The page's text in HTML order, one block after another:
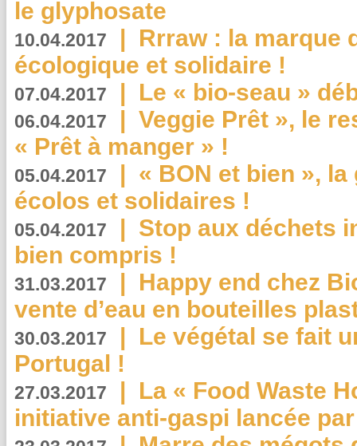
le glyphosate
10.04.2017 | Rrraw : la marque
écologique et solidaire !
07.04.2017 | Le « bio-seau »
06.04.2017 | Veggie Prêt », le
« Prêt à manger » !
05.04.2017 | « BON et bien »,
écolos et solidaires !
05.04.2017 | Stop aux déchets
bien compris !
31.03.2017 | Happy end chez
vente d’eau en bouteilles
30.03.2017 | Le végétal se fait
Portugal !
27.03.2017 | La « Food Waste
initiative anti-gaspi lancée